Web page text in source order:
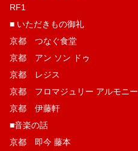
RF1
■ いただきもの御礼
京都 つなぐ食堂
京都 アン ソン ドゥ
京都 レジス
京都 フロマジュリー アルモニー
京都 伊藤軒
■音楽の話
京都 即今 藤本